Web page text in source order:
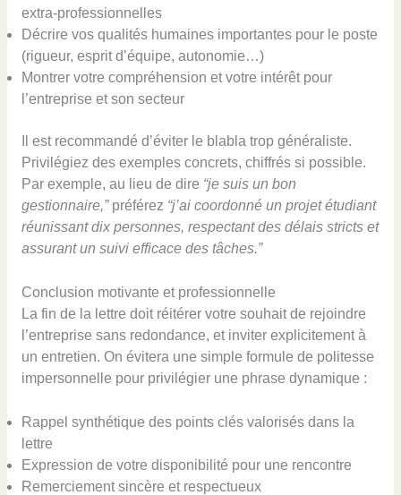
extra-professionnelles
Décrire vos qualités humaines importantes pour le poste
(rigueur, esprit d’équipe, autonomie…)
Montrer votre compréhension et votre intérêt pour
l’entreprise et son secteur
Il est recommandé d’éviter le blabla trop généraliste.
Privilégiez des exemples concrets, chiffrés si possible.
Par exemple, au lieu de dire “je suis un bon
gestionnaire,”préférez “j’ai coordonné un projet étudiant
réunissant dix personnes, respectant des délais stricts et
assurant un suivi efficace des tâches.”
Conclusion motivante et professionnelle
La fin de la lettre doit réitérer votre souhait de rejoindre
l’entreprise sans redondance, et inviter explicitement à
un entretien. On évitera une simple formule de politesse
impersonnelle pour privilégier une phrase dynamique :
Rappel synthétique des points clés valorisés dans la
lettre
Expression de votre disponibilité pour une rencontre
Remerciement sincère et respectueux